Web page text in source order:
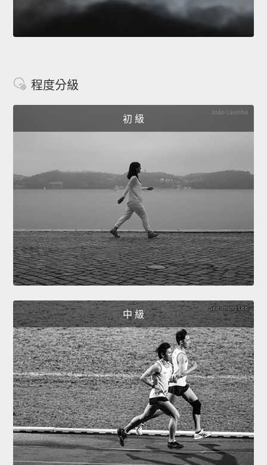
程度分級
初 級
中 級